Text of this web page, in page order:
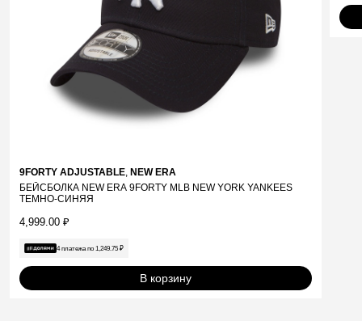
9FORTY ADJUSTABLE, NEW ERA
БЕЙСБОЛКА NEW ERA 9FORTY MLB NEW YORK YANKEES
ТЕМНО-СИНЯЯ
4,999.00 ₽
4 платежа по 1,249.75 ₽
В корзину